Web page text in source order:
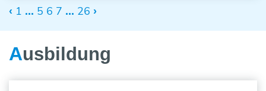
‹ 1 ... 5 6 7 ... 26 ›
Ausbildung